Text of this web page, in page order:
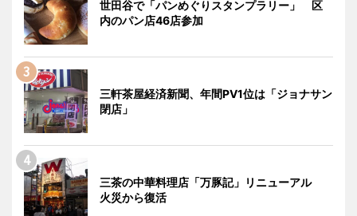
世田谷で「パンめぐりスタンプラリー」 区
内のパン店46店参加
三軒茶屋経済新聞、年間PV1位は「ジョナサン
閉店」
三茶の中華料理店「万豚記」リニューアル
火災から復活